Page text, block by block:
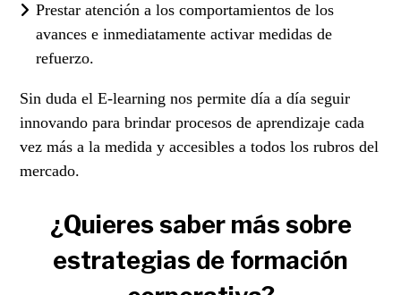
Prestar atención a los comportamientos de los
avances e inmediatamente activar medidas de
refuerzo.
Sin duda el E-learning nos permite día a día seguir
innovando para brindar procesos de aprendizaje cada
vez más a la medida y accesibles a todos los rubros del
mercado.
¿Quieres saber más sobre
estrategias de formación